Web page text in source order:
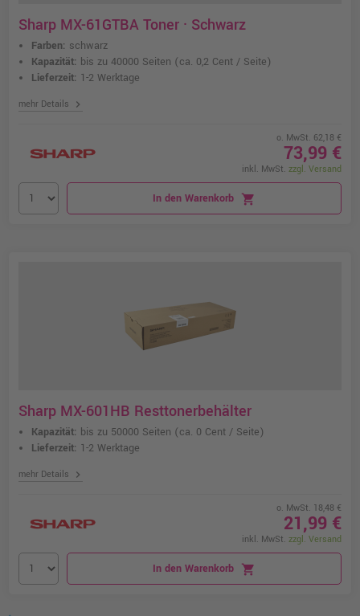
Sharp MX-61GTBA Toner · Schwarz
Farben: schwarz
Kapazität: bis zu 40000 Seiten (ca. 0,2 Cent / Seite)
Lieferzeit: 1-2 Werktage
mehr Details chevron_right
o. MwSt. 62,18 €
73,99 €
inkl. MwSt. zzgl. Versand
In den Warenkorb shopping_cart
Sharp MX-601HB Resttonerbehälter
Kapazität: bis zu 50000 Seiten (ca. 0 Cent / Seite)
Lieferzeit: 1-2 Werktage
mehr Details chevron_right
o. MwSt. 18,48 €
21,99 €
inkl. MwSt. zzgl. Versand
In den Warenkorb shopping_cart